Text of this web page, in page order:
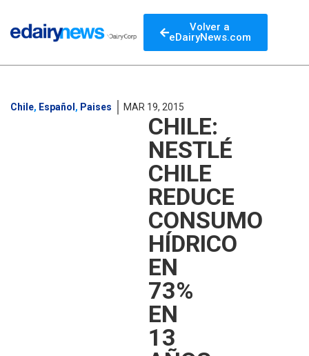
Volver a
eDairyNews.com
Chile, Español , Paises MAR 19, 2015
CHILE:
NESTLÉ
CHILE
REDUCE
CONSUMO
HÍDRICO
EN
73%
EN
13